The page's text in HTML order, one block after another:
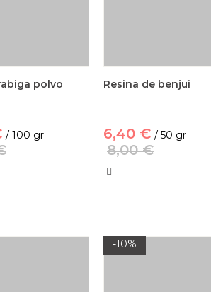
polvo
/ 100 gr
Resina de benjui
6,40 € / 50 gr
8,00 €
-10%